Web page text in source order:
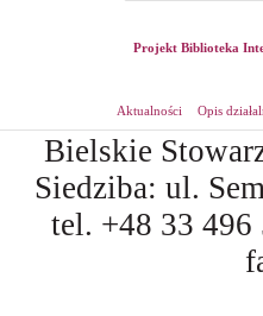
Projekt Biblioteka
Aktualności Opis
Bielskie
Siedziba: ul.
tel. +48 33 496